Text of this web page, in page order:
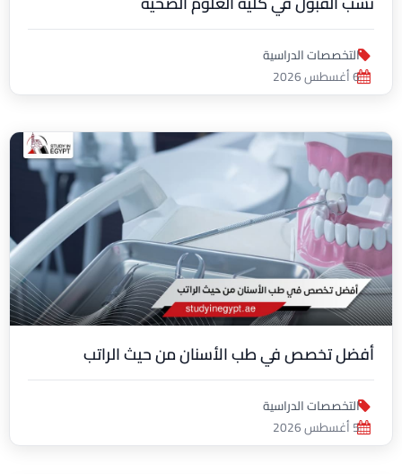
التخصصات الدراسية
6 أغسطس 2026
أفضل تخصص في طب الأسنان من حيث الراتب
التخصصات الدراسية
5 أغسطس 2026